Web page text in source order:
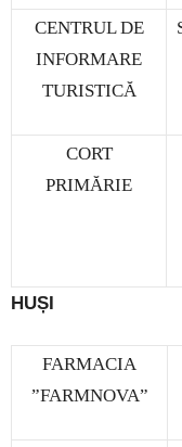
CENTRUL DE
INFORMARE
TURISTICĂ
CORT
PRIMĂRIE
HUȘI
FARMACIA
”FARMNOVA”